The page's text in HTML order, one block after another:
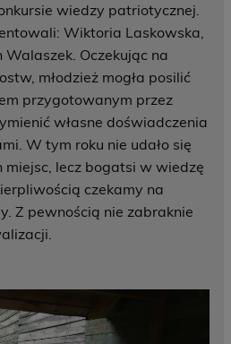
wiedzy patriotycznej.
Wiktoria Laskowska,
Walaszek. Oczekując na
młodzież mogła posilić
przygotowanym przez
własne doświadczenia
W tym roku nie udało się
lecz bogatsi w wiedzę
czekamy na
Z pewnością nie zabraknie